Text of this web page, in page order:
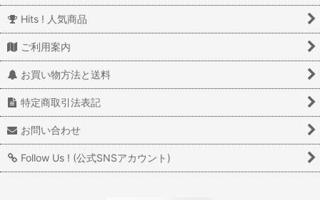
Hits ! 人気商品
ご利用案内
お買い物方法と送料
特定商取引法表記
お問い合わせ
Follow Us ! (公式SNSアカウント)